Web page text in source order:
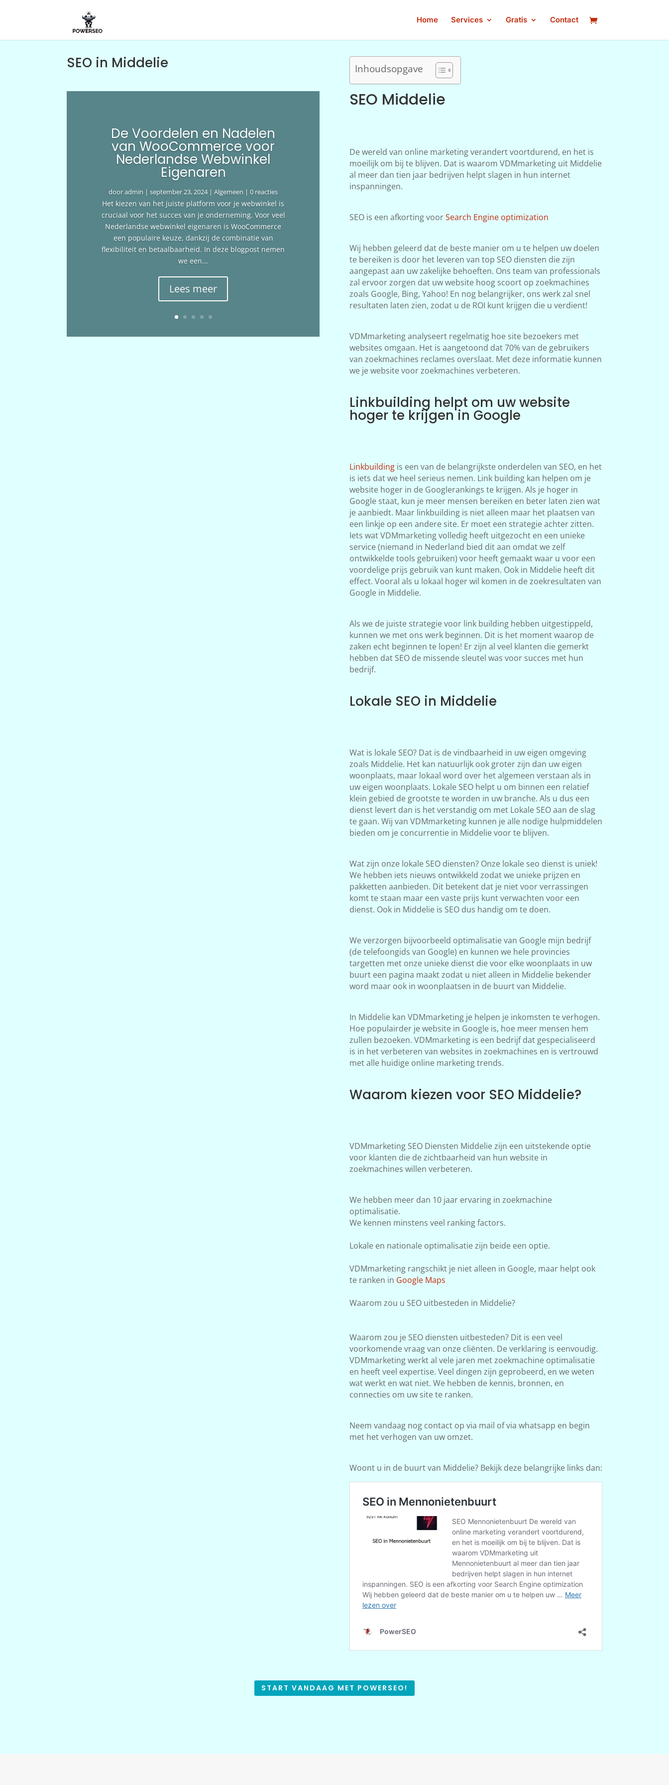
Home Services Gratis Contact
SEO in Middelie
De Voordelen en Nadelen
van WooCommerce voor
Nederlandse Webwinkel
Eigenaren
dooradmin |september 23, 2024|Algemeen | 0 reacties
Het kiezen van het juiste platform voor je webwinkel is
cruciaal voor het succes van je onderneming. Voor veel
Nederlandse webwinkel eigenaren is WooCommerce
een populaire keuze, dankzij de combinatie van
flexibiliteit en betaalbaarheid. In deze blogpost nemen
we een...
Lees meer
Inhoudsopgave
SEO Middelie
De wereld van online marketing verandert voortdurend, en het is
moeilijk om bij te blijven. Dat is waarom VDMmarketing uit Middelie
al meer dan tien jaar bedrijven helpt slagen in hun internet
inspanningen.
SEO is een afkorting voorSearch Engine optimization
Wij hebben geleerd dat de beste manier om u te helpen uw doelen
te bereiken is door het leveren van top SEO diensten die zijn
aangepast aan uw zakelijke behoeften. Ons team van professionals
zal ervoor zorgen dat uw website hoog scoort op zoekmachines
zoals Google, Bing, Yahoo! En nog belangrijker, ons werk zal snel
resultaten laten zien, zodat u de ROI kunt krijgen die u verdient!
VDMmarketing analyseert regelmatig hoe site bezoekers met
websites omgaan. Het is aangetoond dat 70% van de gebruikers
van zoekmachines reclames overslaat. Met deze informatie kunnen
we je website voor zoekmachines verbeteren.
Linkbuilding helpt om uw website
hoger te krijgen in Google
Linkbuildingis een van de belangrijkste onderdelen van SEO, en het
is iets dat we heel serieus nemen. Link building kan helpen om je
website hoger in de Googlerankings te krijgen. Als je hoger in
Google staat, kun je meer mensen bereiken en beter laten zien wat
je aanbiedt. Maar linkbuilding is niet alleen maar het plaatsen van
een linkje op een andere site. Er moet een strategie achter zitten.
Iets wat VDMmarketing volledig heeft uitgezocht en een unieke
service (niemand in Nederland bied dit aan omdat we zelf
ontwikkelde tools gebruiken) voor heeft gemaakt waar u voor een
voordelige prijs gebruik van kunt maken. Ook in Middelie heeft dit
effect. Vooral als u lokaal hoger wil komen in de zoekresultaten van
Google in Middelie.
Als we de juiste strategie voor link building hebben uitgestippeld,
kunnen we met ons werk beginnen. Dit is het moment waarop de
zaken echt beginnen te lopen! Er zijn al veel klanten die gemerkt
hebben dat SEO de missende sleutel was voor succes met hun
bedrijf.
Lokale SEO in Middelie
Wat is lokale SEO? Dat is de vindbaarheid in uw eigen omgeving
zoals Middelie. Het kan natuurlijk ook groter zijn dan uw eigen
woonplaats, maar lokaal word over het algemeen verstaan als in
uw eigen woonplaats. Lokale SEO helpt u om binnen een relatief
klein gebied de grootste te worden in uw branche. Als u dus een
dienst levert dan is het verstandig om met Lokale SEO aan de slag
te gaan. Wij van VDMmarketing kunnen je alle nodige hulpmiddelen
bieden om je concurrentie in Middelie voor te blijven.
Wat zijn onze lokale SEO diensten? Onze lokale seo dienst is uniek!
We hebben iets nieuws ontwikkeld zodat we unieke prijzen en
pakketten aanbieden. Dit betekent dat je niet voor verrassingen
komt te staan maar een vaste prijs kunt verwachten voor een
dienst. Ook in Middelie is SEO dus handig om te doen.
We verzorgen bijvoorbeeld optimalisatie van Google mijn bedrijf
(de telefoongids van Google) en kunnen we hele provincies
targetten met onze unieke dienst die voor elke woonplaats in uw
buurt een pagina maakt zodat u niet alleen in Middelie bekender
word maar ook in woonplaatsen in de buurt van Middelie.
In Middelie kan VDMmarketing je helpen je inkomsten te verhogen.
Hoe populairder je website in Google is, hoe meer mensen hem
zullen bezoeken. VDMmarketing is een bedrijf dat gespecialiseerd
is in het verbeteren van websites in zoekmachines en is vertrouwd
met alle huidige online marketing trends.
Waarom kiezen voor SEO Middelie?
VDMmarketing SEO Diensten Middelie zijn een uitstekende optie
voor klanten die de zichtbaarheid van hun website in
zoekmachines willen verbeteren.
We hebben meer dan 10 jaar ervaring in zoekmachine
optimalisatie.
We kennen minstens veel ranking factors.
Lokale en nationale optimalisatie zijn beide een optie.
VDMmarketing rangschikt je niet alleen in Google, maar helpt ook
te ranken in Google Maps
Waarom zou u SEO uitbesteden in Middelie?
Waarom zou je SEO diensten uitbesteden? Dit is een veel
voorkomende vraag van onze cliënten. De verklaring is eenvoudig.
VDMmarketing werkt al vele jaren met zoekmachine optimalisatie
en heeft veel expertise. Veel dingen zijn geprobeerd, en we weten
wat werkt en wat niet. We hebben de kennis, bronnen, en
connecties om uw site te ranken.
Neem vandaag nog contact op via mail of via whatsapp en begin
met het verhogen van uw omzet.
Woont u in de buurt van Middelie? Bekijk deze belangrijke links dan:
START VANDAAG MET POWERSEO!